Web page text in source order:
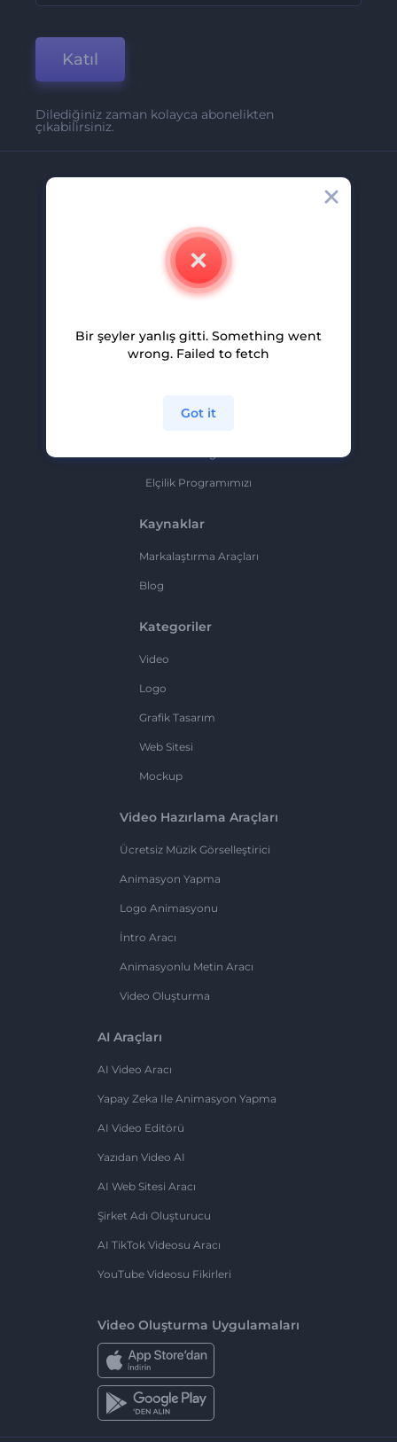
Katıl
Dilediğiniz zaman kolayca abonelikten
çıkabilirsiniz.
İletişim
Kariyer
Ortaklık Programı
Elçilik Programımızı
Kaynaklar
Markalaştırma Araçları
Blog
Kategoriler
Video
Logo
Grafik Tasarım
Web Sitesi
Mockup
Video Hazırlama Araçları
Ücretsiz Müzik Görselleştirici
Animasyon Yapma
Logo Animasyonu
İntro Aracı
Animasyonlu Metin Aracı
Video Oluşturma
AI Araçları
AI Video Aracı
Yapay Zeka Ile Animasyon Yapma
AI Video Editörü
Yazıdan Video AI
AI Web Sitesi Aracı
Şirket Adı Oluşturucu
AI TikTok Videosu Aracı
YouTube Videosu Fikirleri
Video Oluşturma Uygulamaları
Bir şeyler yanlış gitti. Something went
wrong. Failed to fetch
Got it